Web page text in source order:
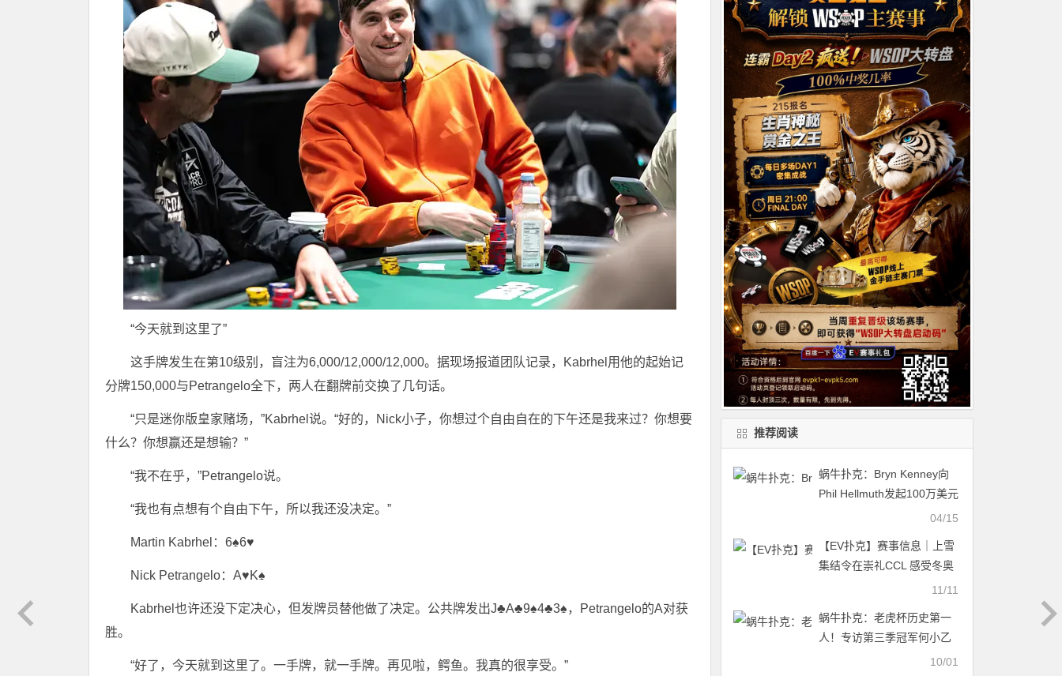
“今天就到这里了”
这手牌发生在第10级别，盲注为6,000/12,000/12,000。据现场报道团队记录，Kabrhel用他的起始记
分牌150,000与Petrangelo全下，两人在翻牌前交换了几句话。
“只是迷你版皇家赌场，”Kabrhel说。“好的，Nick小子，你想过个自由自在的下午还是我来过？你想要
什么？你想赢还是想输？”
“我不在乎，”Petrangelo说。
“我也有点想有个自由下午，所以我还没决定。”
Martin Kabrhel：6♠6♥
Nick Petrangelo：A♥K♠
Kabrhel也许还没下定决心，但发牌员替他做了决定。公共牌发出J♣A♣9♠4♣3♠，Petrangelo的A对获
胜。
“好了，今天就到这里了。一手牌，就一手牌。再见啦，鳄鱼。我真的很享受。”
推荐阅读
蜗牛扑克：Bryn Kenney向
Phil Hellmuth发起100万美元
04/15
【EV扑克】赛事信息｜上雪
集结令在崇礼CCL 感受冬奥
11/11
蜗牛扑克：老虎杯历史第一
人！专访第三季冠军何小乙
10/01